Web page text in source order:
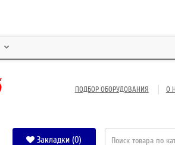
ПОДБОР ОБОРУДОВАНИЯ О
Закладки (0)